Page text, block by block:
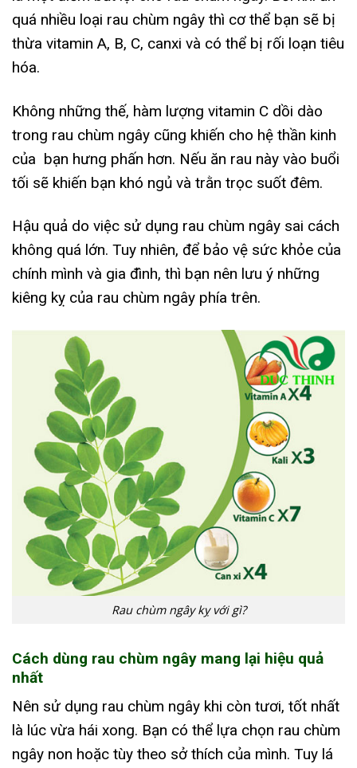
quá nhiều loại rau chùm ngây thì cơ thể bạn sẽ bị
thừa vitamin A, B, C, canxi và có thể bị rối loạn tiêu
hóa.
Không những thế, hàm lượng vitamin C dồi dào
trong rau chùm ngây cũng khiến cho hệ thần kinh
của bạn hưng phấn hơn. Nếu ăn rau này vào buổi
tối sẽ khiến bạn khó ngủ và trằn trọc suốt đêm.
Hậu quả do việc sử dụng rau chùm ngây sai cách
không quá lớn. Tuy nhiên, để bảo vệ sức khỏe của
chính mình và gia đình, thì bạn nên lưu ý những
kiêng kỵ của rau chùm ngây phía trên.
Rau chùm ngây kỵ với gì?
Cách dùng rau chùm ngây mang lại hiệu quả
nhất
Nên sử dụng rau chùm ngây khi còn tươi, tốt nhất
là lúc vừa hái xong. Bạn có thể lựa chọn rau chùm
ngây non hoặc tùy theo sở thích của mình. Tuy lá